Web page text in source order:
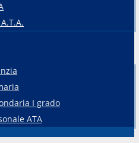
I grado
ATA